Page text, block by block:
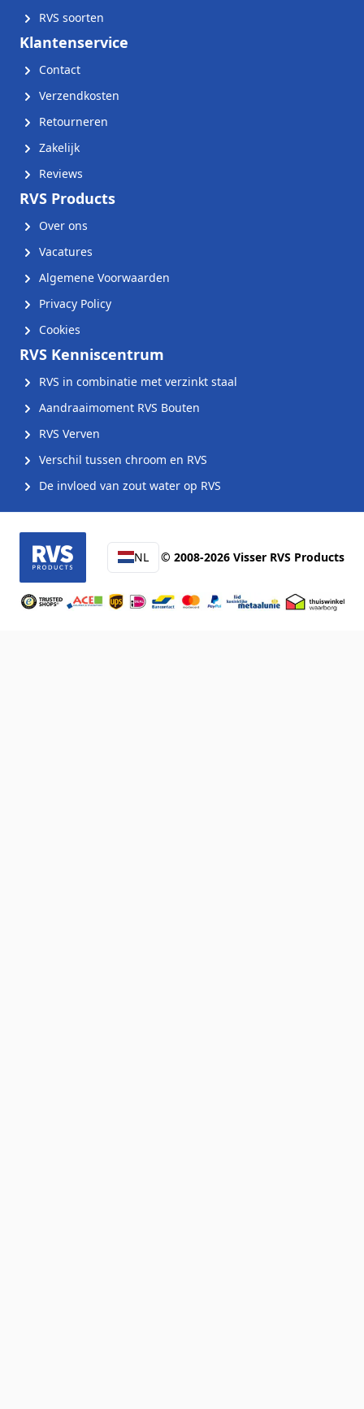
RVS soorten
Klantenservice
Contact
Verzendkosten
Retourneren
Zakelijk
Reviews
RVS Products
Over ons
Vacatures
Algemene Voorwaarden
Privacy Policy
Cookies
RVS Kenniscentrum
RVS in combinatie met verzinkt staal
Aandraaimoment RVS Bouten
RVS Verven
Verschil tussen chroom en RVS
De invloed van zout water op RVS
NL © 2008-2026 Visser RVS Products